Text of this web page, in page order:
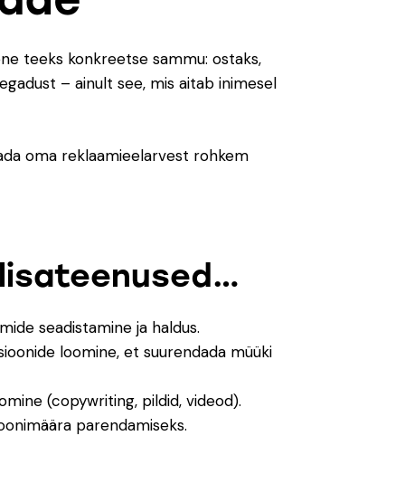
teeks konkreetse sammu: ostaks,
– ainult see, mis aitab inimesel
oma reklaamieelarvest rohkem
seadistamine ja haldus.
loomine, et suurendada müüki
(copywriting, pildid, videod).
parendamiseks.